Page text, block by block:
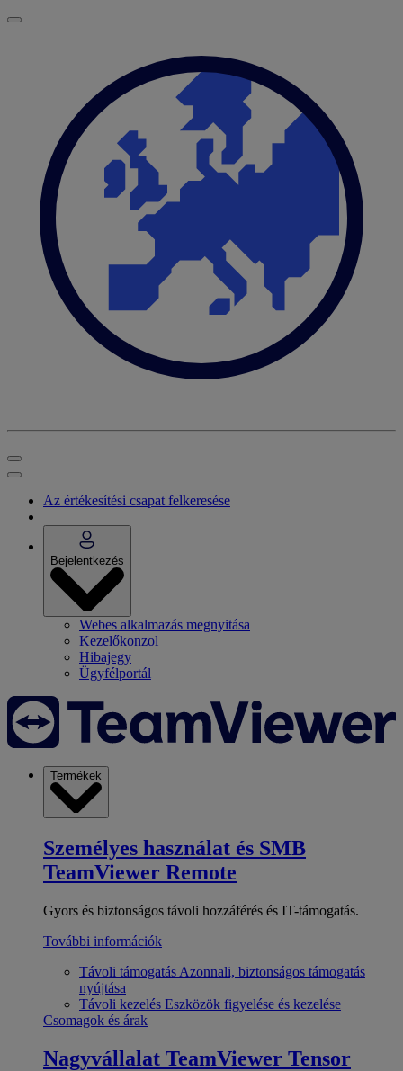
Az értékesítési csapat felkeresése
Bejelentkezés
Webes alkalmazás megnyitása
Kezelőkonzol
Hibajegy
Ügyfélportál
Termékek
Személyes használat és SMB
TeamViewer Remote
Gyors és biztonságos távoli hozzáférés és IT-támogatás.
További információk
Távoli támogatás Azonnali, biztonságos támogatás
nyújtása
Távoli kezelés Eszközök figyelése és kezelése
Csomagok és árak
Nagyvállalat TeamViewer Tensor